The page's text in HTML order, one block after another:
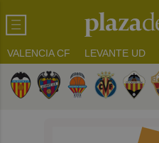
VALENCIA CF LEVANTE UD